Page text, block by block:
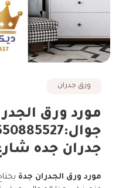
ورق جدران
مورد ورق
جدران جده
مورد ورق الجدران جدة